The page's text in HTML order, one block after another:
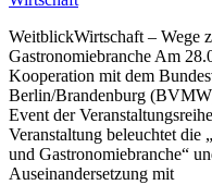
WeitblickWirtschaft – Wege
Gastronomiebranche Am
Kooperation mit dem
Berlin/Brandenburg
Event der
Veranstaltung beleuchtet die
und Gastronomiebranche“
Auseinandersetzung mit